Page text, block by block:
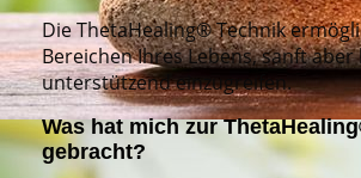
Die ThetaHealing® Technik
Bereichen Ihres Lebens, sanft
unterstützend einzugreifen.
Was hat mich zur
gebracht?